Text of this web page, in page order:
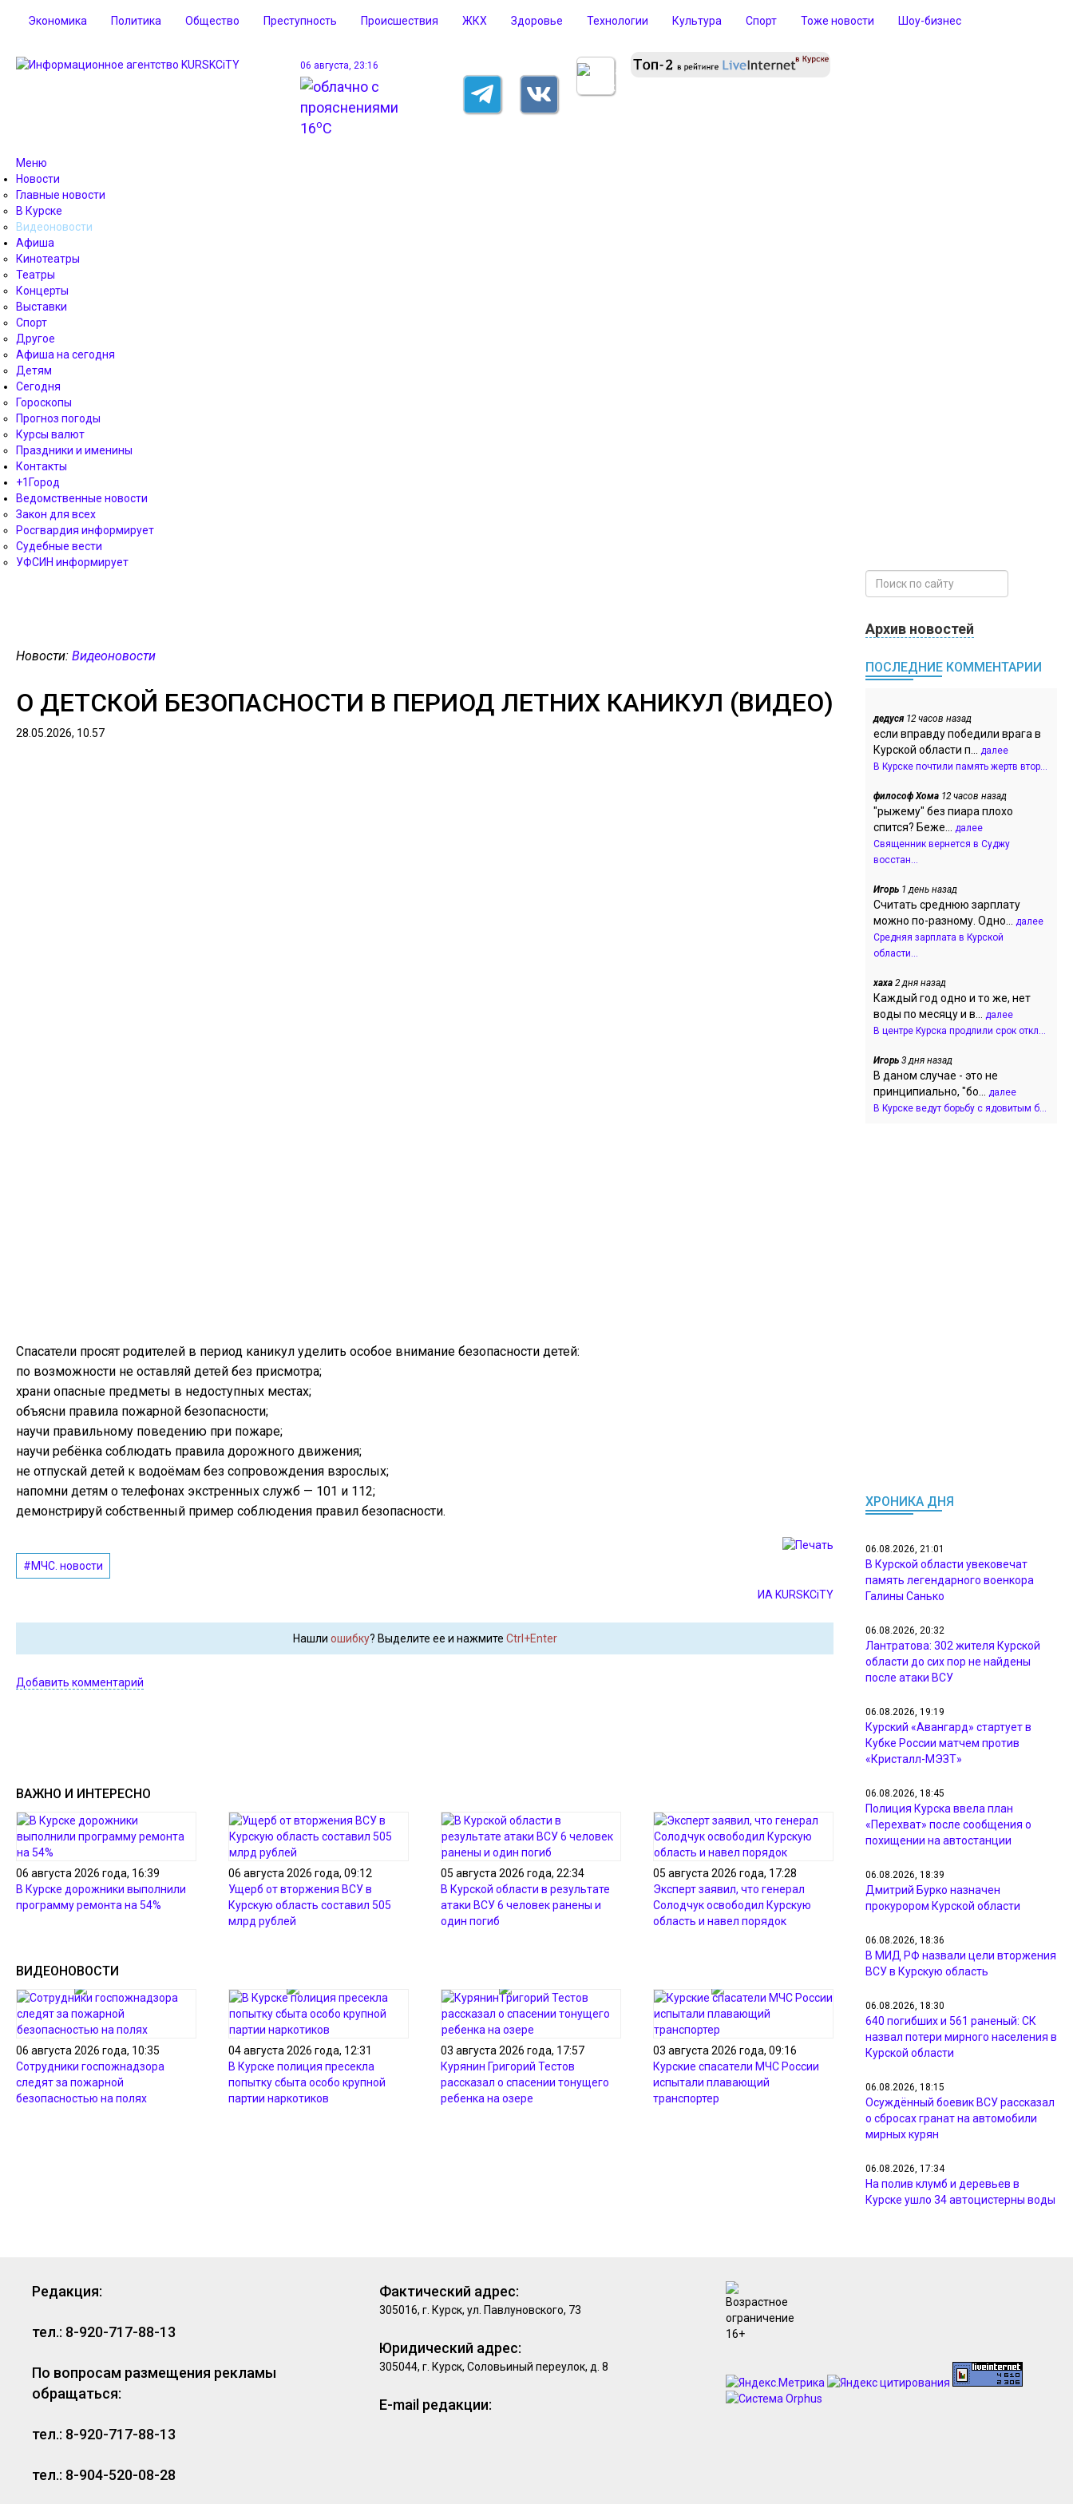
Экономика Политика Общество Преступность Происшествия ЖКХ Здоровье Технологии Культура Спорт Тоже новости Шоу-бизнес
06 августа, 23:16
16oC
Меню
Новости
Главные новости
В Курске
Видеоновости
Афиша
Кинотеатры
Театры
Концерты
Выставки
Спорт
Другое
Афиша на сегодня
Детям
Сегодня
Гороскопы
Прогноз погоды
Курсы валют
Праздники и именины
Контакты
+1Город
Ведомственные новости
Закон для всех
Росгвардия информирует
Судебные вести
УФСИН информирует
Новости: Видеоновости
О ДЕТСКОЙ БЕЗОПАСНОСТИ В ПЕРИОД ЛЕТНИХ КАНИКУЛ (ВИДЕО)
28.05.2026, 10.57
Спасатели просят родителей в период каникул уделить особое внимание безопасности детей:
по возможности не оставляй детей без присмотра;
храни опасные предметы в недоступных местах;
объясни правила пожарной безопасности;
научи правильному поведению при пожаре;
научи ребёнка соблюдать правила дорожного движения;
не отпускай детей к водоёмам без сопровождения взрослых;
напомни детям о телефонах экстренных служб — 101 и 112;
демонстрируй собственный пример соблюдения правил безопасности.
#МЧС. новости
ИА KURSKCiTY
Нашли ошибку? Выделите ее и нажмите Ctrl+Enter
Добавить комментарий
ВАЖНО И ИНТЕРЕСНО
06 августа 2026 года, 16:39
В Курске дорожники выполнили
программу ремонта на 54%
06 августа 2026 года, 09:12
Ущерб от вторжения ВСУ в
Курскую область составил 505
млрд рублей
05 августа 2026 года, 22:34
В Курской области в результате
атаки ВСУ 6 человек ранены и
один погиб
05 августа 2026 года, 17:28
Эксперт заявил, что генерал
Солодчук освободил Курскую
область и навел порядок
ВИДЕОНОВОСТИ
06 августа 2026 года, 10:35
Сотрудники госпожнадзора
следят за пожарной
безопасностью на полях
04 августа 2026 года, 12:31
В Курске полиция пресекла
попытку сбыта особо крупной
партии наркотиков
03 августа 2026 года, 17:57
Курянин Григорий Тестов
рассказал о спасении тонущего
ребенка на озере
03 августа 2026 года, 09:16
Курские спасатели МЧС России
испытали плавающий
транспортер
Архив новостей
ПОСЛЕДНИЕ КОММЕНТАРИИ
дедуся12 часов назад
если вправду победили врага в
Курской области п... далее
В Курске почтили память жертв втор...
философ Хома 12 часов назад
"рыжему" без пиара плохо
спится? Беже... далее
Священник вернется в Суджу
восстан...
Игорь 1 день назад
Считать среднюю зарплату
можно по-разному. Одно... далее
Средняя зарплата в Курской
области...
хаха 2 дня назад
Каждый год одно и то же, нет
воды по месяцу и в... далее
В центре Курска продлили срок откл...
Игорь 3 дня назад
В даном случае - это не
принципиально, "бо... далее
В Курске ведут борьбу с ядовитым б...
ХРОНИКА ДНЯ
06.08.2026, 21:01
В Курской области увековечат
память легендарного военкора
Галины Санько
06.08.2026, 20:32
Лантратова: 302 жителя Курской
области до сих пор не найдены
после атаки ВСУ
06.08.2026, 19:19
Курский «Авангард» стартует в
Кубке России матчем против
«Кристалл-МЭЗТ»
06.08.2026, 18:45
Полиция Курска ввела план
«Перехват» после сообщения о
похищении на автостанции
06.08.2026, 18:39
Дмитрий Бурко назначен
прокурором Курской области
06.08.2026, 18:36
В МИД РФ назвали цели вторжения
ВСУ в Курскую область
06.08.2026, 18:30
640 погибших и 561 раненый: СК
назвал потери мирного населения в
Курской области
06.08.2026, 18:15
Осуждённый боевик ВСУ рассказал
о сбросах гранат на автомобили
мирных курян
06.08.2026, 17:34
На полив клумб и деревьев в
Курске ушло 34 автоцистерны воды
06.08.2026, 16:20
Редакция:
тел.: 8-920-717-88-13
По вопросам размещения рекламы
обращаться:
тел.: 8-920-717-88-13
тел.: 8-904-520-08-28
Фактический адрес:
305016, г. Курск, ул. Павлуновского, 73
Юридический адрес:
305044, г. Курск, Соловьиный переулок, д. 8
E-mail редакции: